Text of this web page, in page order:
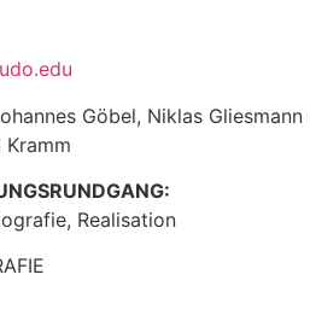
Göbel, Niklas Gliesmann
Realisation